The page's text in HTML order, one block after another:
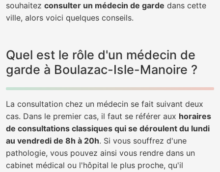
souhaitez consulter un médecin de garde dans cette
ville, alors voici quelques conseils.
Quel est le rôle d'un médecin de
garde à Boulazac-Isle-Manoire ?
La consultation chez un médecin se fait suivant deux
cas. Dans le premier cas, il faut se référer aux horaires
de consultations classiques qui se déroulent du lundi
au vendredi de 8h à 20h. Si vous souffrez d'une
pathologie, vous pouvez ainsi vous rendre dans un
cabinet médical ou l'hôpital le plus proche, qu'il